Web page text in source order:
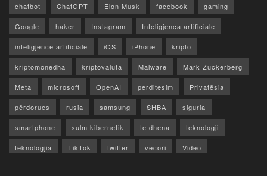
chatbot ChatGPT Elon Musk facebook gaming
Google haker Instagram Inteligjenca artificiale
inteligjence artificiale iOS iPhone kripto
kriptomonedha kriptovaluta Malware Mark Zuckerberg
Meta microsoft OpenAI perditesim Privatësia
përdorues rusia samsung SHBA siguria
smartphone sulm kibernetik te dhena teknologji
teknologjia TikTok twitter vecori Video